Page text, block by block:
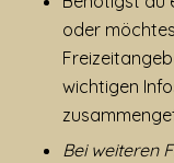
oder
wichtigen
Bei weiteren